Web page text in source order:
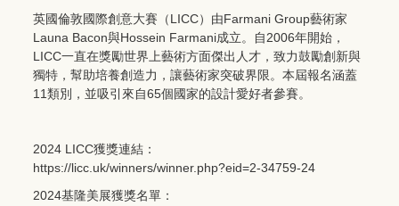
英國倫敦國際創意大賽（LICC）由Farmani Group藝術家
Launa Bacon與Hossein Farmani成立。自2006年開始，
LICC一直在獎勵世界上藝術方面傑出人才，致力鼓勵創新與
獨特，幫助培養創造力，讓藝術家突破界限。本屆報名涵蓋
11類別，並吸引來自65個國家的設計愛好者參賽。
2024 LICC獲獎連結：
https://licc.uk/winners/winner.php?eid=2-34759-24
2024基隆美展獲獎名單：